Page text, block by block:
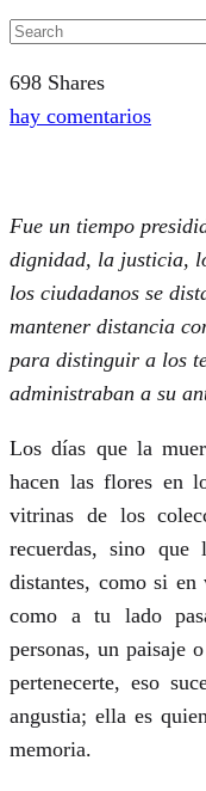
698 Shares
hay comentariosen
menos
la
vida
civiles
en
la
de
los
años
80
Fue un tiempo
dignidad, la justicia,
los ciudadanos se
mantener distancia
para distinguir a los
administraban a su
Los días que la
hacen las flores en
vitrinas de los
recuerdas, sino
distantes, como si en
como a tu lado
personas, un paisaje
pertenecerte, eso
angustia; ella es
memoria.